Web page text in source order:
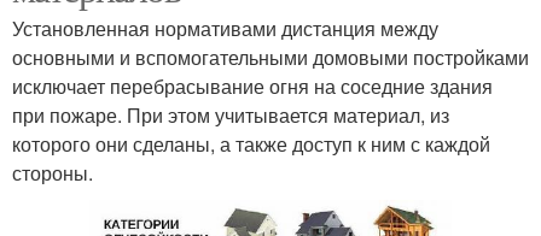
Установленная нормативами дистанция между
основными и вспомогательными домовыми постройками
исключает перебрасывание огня на соседние здания
при пожаре. При этом учитывается материал, из
которого они сделаны, а также доступ к ним с каждой
стороны.